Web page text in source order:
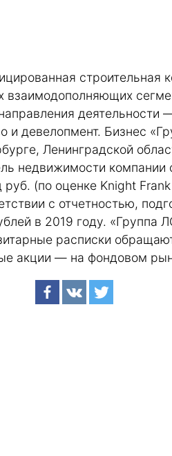
строительная
взаимодополняющих
деятельности
и девелопмент. Бизнес
Ленинградской
недвижимости компании
(по оценке Knight
с отчетностью,
в 2019 году. «Группа
расписки
акции — на фондовом